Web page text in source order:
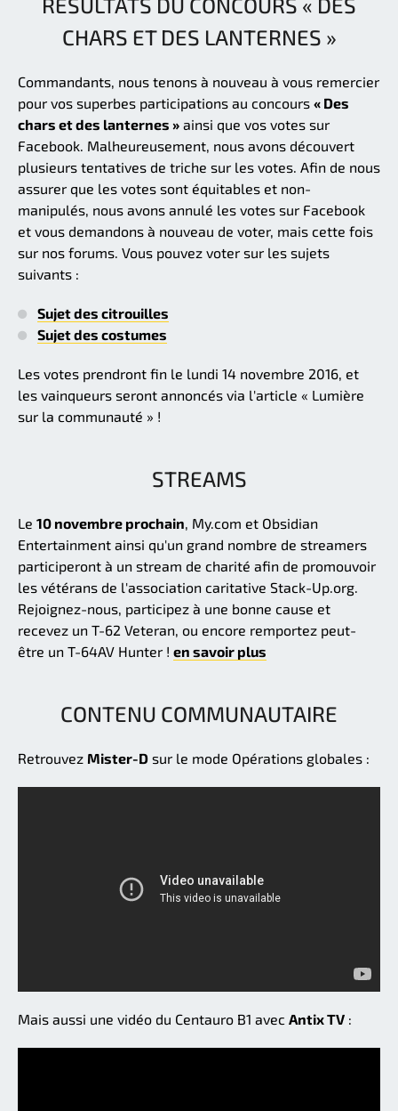
CHARS ET DES LANTERNES »
Commandants, nous tenons à nouveau à vous remercier
pour vos superbes participations au concours « Des
chars et des lanternes » ainsi que vos votes sur
Facebook. Malheureusement, nous avons découvert
plusieurs tentatives de triche sur les votes. Afin de nous
assurer que les votes sont équitables et non-
manipulés, nous avons annulé les votes sur Facebook
et vous demandons à nouveau de voter, mais cette fois
sur nos forums. Vous pouvez voter sur les sujets
suivants :
Sujet des citrouilles
Sujet des costumes
Les votes prendront fin le lundi 14 novembre 2016, et
les vainqueurs seront annoncés via l'article « Lumière
sur la communauté » !
STREAMS
Le 10 novembre prochain, My.com et Obsidian
Entertainment ainsi qu'un grand nombre de streamers
participeront à un stream de charité afin de promouvoir
les vétérans de l'association caritative Stack-Up.org.
Rejoignez-nous, participez à une bonne cause et
recevez un T-62 Veteran, ou encore remportez peut-
être un T-64AV Hunter ! en savoir plus
CONTENU COMMUNAUTAIRE
Retrouvez Mister-D sur le mode Opérations globales :
Mais aussi une vidéo du Centauro B1 avec Antix TV :